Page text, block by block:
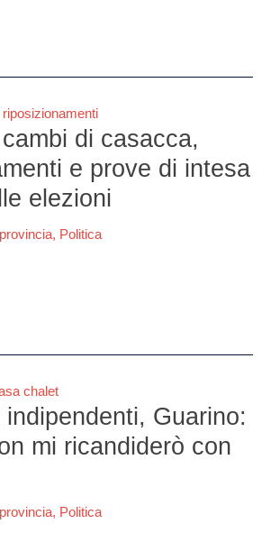
di casacca,
e prove di intesa
elezioni
, Politica
Guarino:
mi ricandiderò con
, Politica